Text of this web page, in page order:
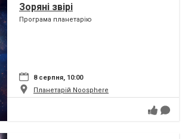
Зоряні звірі
Програма планетарію
8 серпня, 10:00
Планетарій Noosphere